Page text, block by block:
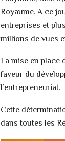
Royaume. A ce
entreprises et
millions de vues
La mise en place
faveur du
l’entrepreneuriat.
Cette
dans toutes les